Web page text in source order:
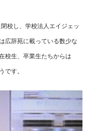
校し、学校法人エイジェッ
広辞苑に載っている数少な
校生、卒業生たちからは
です。